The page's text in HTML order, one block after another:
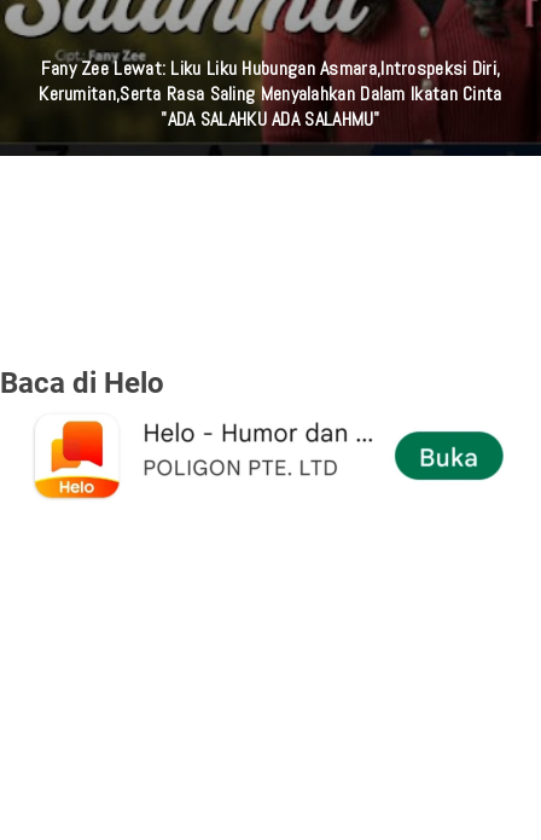
Fany Zee Lewat: Liku Liku Hubungan Asmara,Introspeksi Diri,
Kerumitan,serta Rasa Saling Menyalahkan Dalam Ikatan Cinta
"ADA SALAHKU ADA SALAHMU"
Baca di Helo